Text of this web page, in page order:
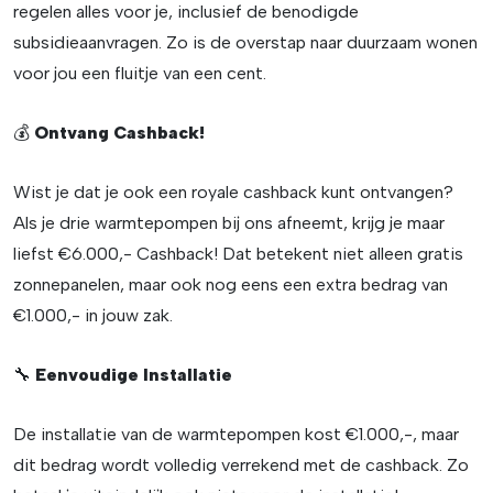
regelen alles voor je, inclusief de benodigde
subsidieaanvragen. Zo is de overstap naar duurzaam wonen
voor jou een fluitje van een cent.
💰 Ontvang Cashback!
Wist je dat je ook een royale cashback kunt ontvangen?
Als je drie warmtepompen bij ons afneemt, krijg je maar
liefst €6.000,- Cashback! Dat betekent niet alleen gratis
zonnepanelen, maar ook nog eens een extra bedrag van
€1.000,- in jouw zak.
🔧 Eenvoudige Installatie
De installatie van de warmtepompen kost €1.000,-, maar
dit bedrag wordt volledig verrekend met de cashback. Zo